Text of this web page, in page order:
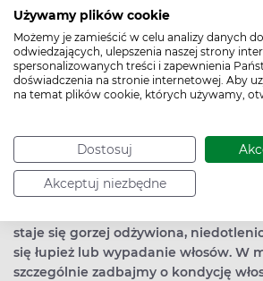
Używamy plików cookie
Możemy je zamieścić w celu analizy danych
odwiedzających, ulepszenia naszej strony
spersonalizowanych treści i zapewnienia
doświadczenia na stronie internetowej. Aby
na temat plików cookie, których używamy,
Dostosuj
Akceptuj niezbędne
Zimą włosy mogą tracić objętość,
elektryzować albo przetłuszczać.
staje się gorzej odżywiona,
się łupież lub wypadanie włosów. W
szczególnie zadbajmy o kondycję